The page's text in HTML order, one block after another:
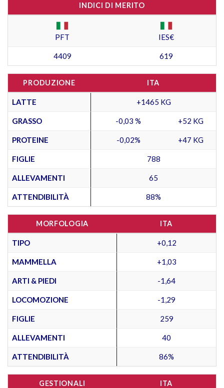
INDICI DI MERITO
PFT IES€
4409 619
PRODUZIONE ITA
LATTE +1465 KG
GRASSO -0,03 % +52 KG
PROTEINE -0,02% +47 KG
FIGLIE 788
ALLEVAMENTI 65
ATTENDIBILITÀ 88%
MORFOLOGIA ITA
TIPO +0,12
MAMMELLA +1,03
ARTI & PIEDI -1,64
LOCOMOZIONE -1,29
FIGLIE 259
ALLEVAMENTI 40
ATTENDIBILITÀ 86%
GESTIONALI ITA